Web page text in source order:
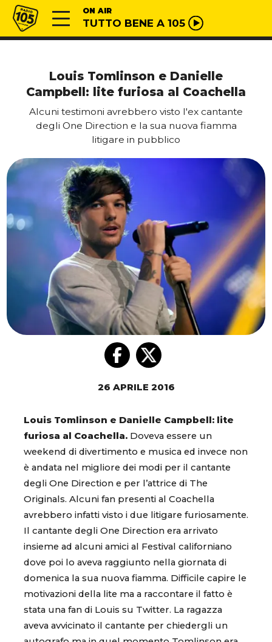
Vai al contenuto
Radio 105 ON AIR
TUTTO BENE A 105
Louis Tomlinson e Danielle
Campbell: lite furiosa al Coachella
Alcuni testimoni avrebbero visto l'ex cantante
degli One Direction e la sua nuova fiamma
litigare in pubblico
26 APRILE 2016
Louis Tomlinson e Danielle Campbell: lite
furiosa al Coachella. Doveva essere un
weekend di divertimento e musica ed invece non
è andata nel migliore dei modi per il cantante
degli One Direction e per l’attrice di The
Originals. Alcuni fan presenti al Coachella
avrebbero infatti visto i due litigare furiosamente.
Il cantante degli One Direction era arrivato
insieme ad alcuni amici al Festival californiano
dove poi lo aveva raggiunto nella giornata di
domenica la sua nuova fiamma. Difficile capire le
motivazioni della lite ma a raccontare il fatto è
stata una fan di Louis su Twitter. La ragazza
aveva avvicinato il cantante per chiedergli un